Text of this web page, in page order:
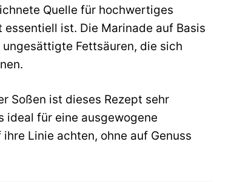
Quelle für hochwertiges
ist. Die Marinade auf Basis
Fettsäuren, die sich
Soßen ist dieses Rezept sehr
ideal für eine ausgewogene
Linie achten, ohne auf Genuss